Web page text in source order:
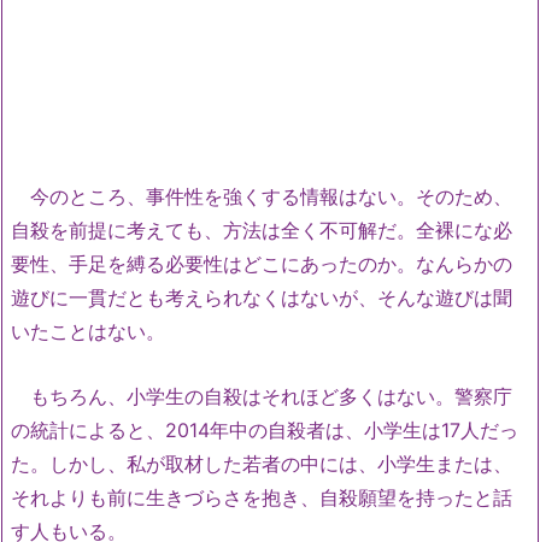
今のところ、事件性を強くする情報はない。そのため、
自殺を前提に考えても、方法は全く不可解だ。全裸にな必
要性、手足を縛る必要性はどこにあったのか。なんらかの
遊びに一貫だとも考えられなくはないが、そんな遊びは聞
いたことはない。
もちろん、小学生の自殺はそれほど多くはない。警察庁
の統計によると、2014年中の自殺者は、小学生は17人だっ
た。しかし、私が取材した若者の中には、小学生または、
それよりも前に生きづらさを抱き、自殺願望を持ったと話
す人もいる。